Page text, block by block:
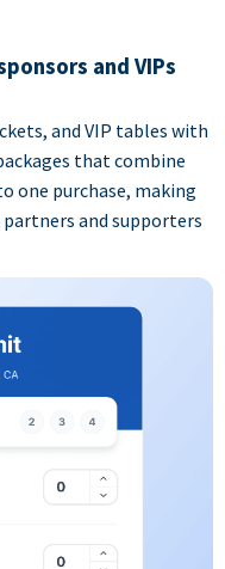
and VIPs
and VIP tables with
that combine
one purchase, making
and supporters